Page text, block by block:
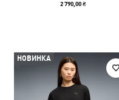
2 790,00 ₴
НОВИНКА